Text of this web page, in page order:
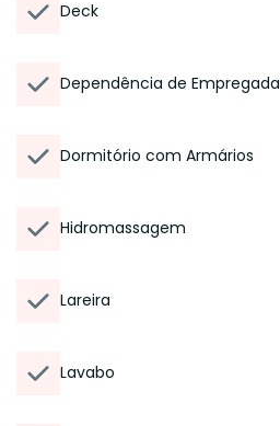
Deck
Dependência de Empregada
Dormitório com Armários
Hidromassagem
Lareira
Lavabo